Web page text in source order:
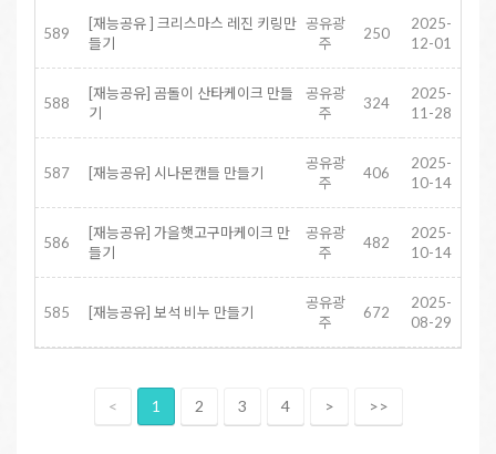
589
[재능공유 ] 크리스마스 레진 키링만
들기
공유광
주
250
2025-
12-01
588
[재능공유] 곰돌이 산타케이크 만들
기
공유광
주
324
2025-
11-28
587 [재능공유] 시나몬캔들 만들기
공유광
주
406
2025-
10-14
586
[재능공유] 가을햇고구마케이크 만
들기
공유광
주
482
2025-
10-14
585 [재능공유] 보석 비누 만들기
공유광
주
672
2025-
08-29
< 1 2 3 4 > >>